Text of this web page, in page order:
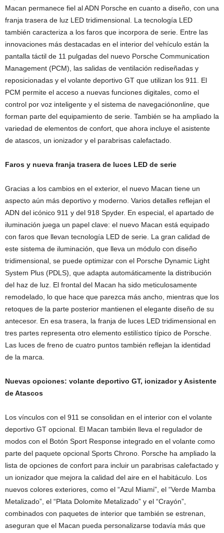
Macan permanece fiel al ADN Porsche en cuanto a diseño, con una
franja trasera de luz LED tridimensional. La tecnología LED
también caracteriza a los faros que incorpora de serie. Entre las
innovaciones más destacadas en el interior del vehículo están la
pantalla táctil de 11 pulgadas del nuevo Porsche Communication
Management (PCM), las salidas de ventilación rediseñadas y
reposicionadas y el volante deportivo GT que utilizan los 911. El
PCM permite el acceso a nuevas funciones digitales, como el
control por voz inteligente y el sistema de navegaciónonline , que
forman parte del equipamiento de serie. También se ha ampliado la
variedad de elementos de confort, que ahora incluye el asistente
de atascos, un ionizador y el parabrisas calefactado.
Faros y nueva franja trasera de luces LED de serie
Gracias a los cambios en el exterior, el nuevo Macan tiene un
aspecto aún más deportivo y moderno. Varios detalles reflejan el
ADN del icónico 911 y del 918 Spyder. En especial, el apartado de
iluminación juega un papel clave: el nuevo Macan está equipado
con faros que llevan tecnología LED de serie. La gran calidad de
este sistema de iluminación, que lleva un módulo con diseño
tridimensional, se puede optimizar con el Porsche Dynamic Light
System Plus (PDLS), que adapta automáticamente la distribución
del haz de luz. El frontal del Macan ha sido meticulosamente
remodelado, lo que hace que parezca más ancho, mientras que los
retoques de la parte posterior mantienen el elegante diseño de su
antecesor. En esa trasera, la franja de luces LED tridimensional en
tres partes representa otro elemento estilístico típico de Porsche.
Las luces de freno de cuatro puntos también reflejan la identidad
de la marca.
Nuevas opciones: volante deportivo GT, ionizador y Asistente
de Atascos
Los vínculos con el 911 se consolidan en el interior con el volante
deportivo GT opcional. El Macan también lleva el regulador de
modos con el Botón Sport Response integrado en el volante como
parte del paquete opcional Sports Chrono. Porsche ha ampliado la
lista de opciones de confort para incluir un parabrisas calefactado y
un ionizador que mejora la calidad del aire en el habitáculo. Los
nuevos colores exteriores, como el “Azul Miami”, el “Verde Mamba
Metalizado”, el “Plata Dolomite Metalizado” y el “Crayón”,
combinados con paquetes de interior que también se estrenan,
aseguran que el Macan pueda personalizarse todavía más que